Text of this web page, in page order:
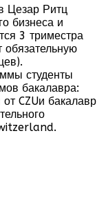
Цезар Ритц
бизнеса и
3 триместра
обязательную
студенты
бакалавра:
CZUи бакалавр